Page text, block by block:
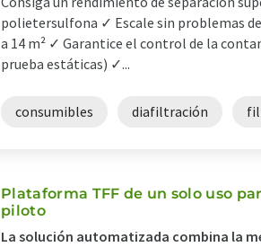
polietersulfona ✓ Escale sin problemas
a 14 m² ✓ Garantice el control de la
prueba estáticas) ✓...
consumibles diafiltración
Plataforma TFF de un solo uso
piloto
La solución automatizada combina la